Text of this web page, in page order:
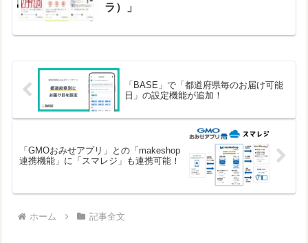
ラ）」
「BASE」で「都道府県毎のお届け可能
日」の設定機能が追加！
「GMOおみせアプリ」との「makeshop
連携機能」に「スマレジ」も連携可能！
ホーム 記事全文